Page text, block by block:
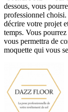
dessous, vous
professionnel
décrire votre projet
temps. Vous
vous permettra de
moquette qui vous